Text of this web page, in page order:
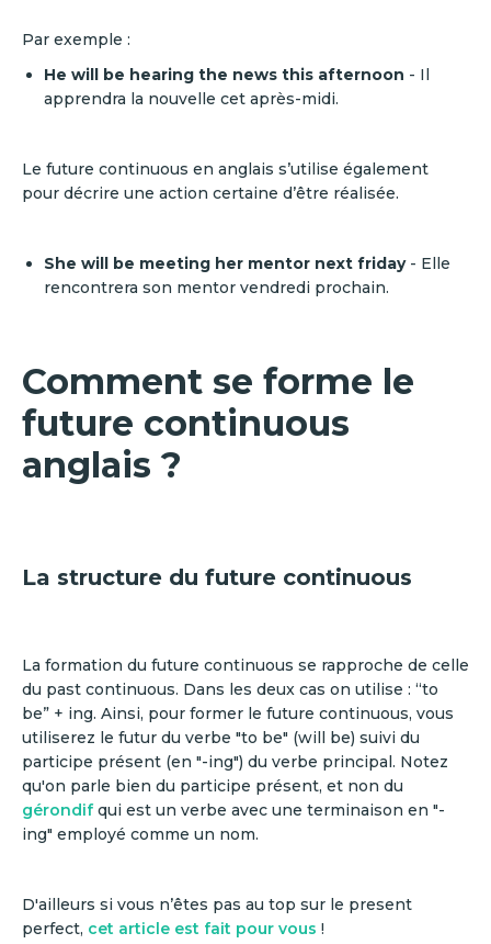
Par exemple :
He will be hearing the news this afternoon - Il
apprendra la nouvelle cet après-midi.
Le future continuous en anglais s’utilise également
pour décrire une action certaine d’être réalisée.
She will be meeting her mentor next friday - Elle
rencontrera son mentor vendredi prochain.
Comment se forme le
future continuous
anglais ?
La structure du future continuous
La formation du future continuous se rapproche de celle
du past continuous. Dans les deux cas on utilise : “to
be” + ing. Ainsi, pour former le future continuous, vous
utiliserez le futur du verbe "to be" (will be) suivi du
participe présent (en "-ing") du verbe principal. Notez
qu'on parle bien du participe présent, et non du
gérondifqui est un verbe avec une terminaison en "-
ing" employé comme un nom.
D'ailleurs si vous n’êtes pas au top sur le present
perfect, cet article est fait pour vous !